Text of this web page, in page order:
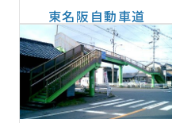
東名阪自動車道